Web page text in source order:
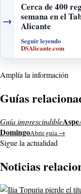
→
Cerca de 400
semana en el
Alicante
Seguir leyendo
DSAlicante.com
Amplía la información
Guías
Guía imprescindibleAspe
DomingoAbrir guía →
Sigue la actualidad
Noticias